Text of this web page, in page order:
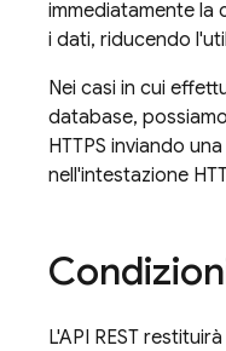
immediatamente la
i dati, riducendo
Nei casi in cui
database,
HTTPS inviando
nell'intestazione
L'API REST